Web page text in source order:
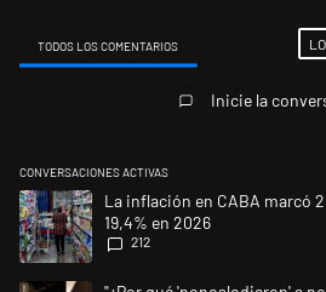
TODOS LOS COMENTARIOS
Inicie la
CONVERSACIONES ACTIVAS
Este listado muestra los artículos con
Un artículo de tendencia con el título "La
La inflación en CABA marcó
19,4% en 2026
212